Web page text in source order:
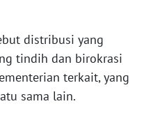
distribusi yang
tindih dan birokrasi
terkait, yang
sama lain.